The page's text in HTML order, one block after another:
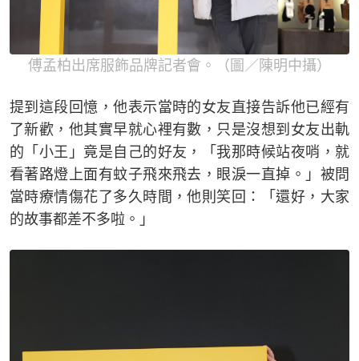
傅孟柏出席服飾品牌記者會。（圖／陳明中攝）
提到這段回憶，他表示當時的女友直接告訴他已經有
了新歡，他其實早就心裡有數，只是沒想到女友出軌
的「小王」竟是自己的好友，「我那時候站夜哨，就
看著路燈上面有蚊子飛來飛去，眼淚一直掉。」被問
當時療情傷花了多久時間，他則笑回：「還好，大家
的故事都差不多啦。」